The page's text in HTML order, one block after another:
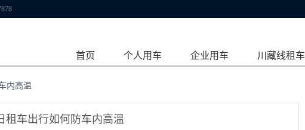
首页 个人用车 企业用车 川藏线租车
内高温
租车出行如何防车内高温